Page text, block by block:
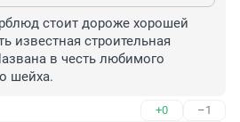
стоит дороже хорошей
известная строительная
в честь любимого
шейха.
+0 –1